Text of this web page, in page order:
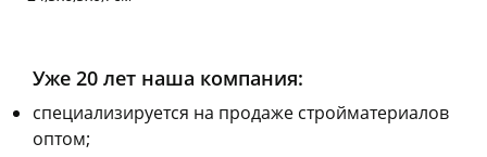
Уже 20 лет наша компания:
cпециализируется на продаже стройматериалов
оптом;